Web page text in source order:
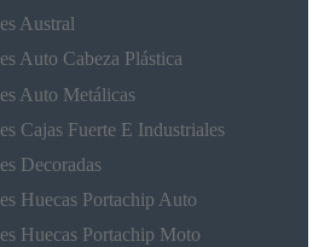
Austral
Auto Cabeza Plástica
Auto Metálicas
Cajas Fuerte E Industriales
Decoradas
Huecas Portachip Auto
Huecas Portachip Moto